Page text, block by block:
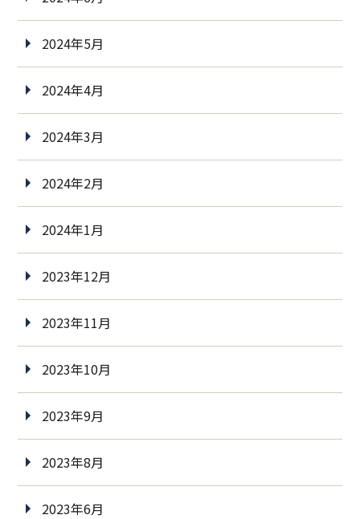
2024年5月
2024年4月
2024年3月
2024年2月
2024年1月
2023年12月
2023年11月
2023年10月
2023年9月
2023年8月
2023年6月